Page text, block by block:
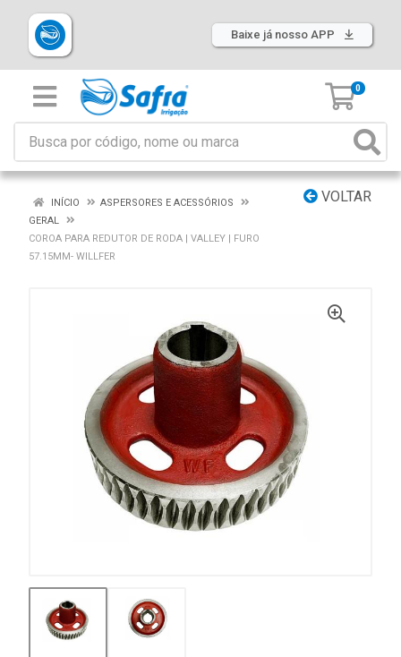
Baixe já nosso APP
0
VOLTAR
INÍCIO
ASPERSORES E ACESSÓRIOS
GERAL
COROA PARA REDUTOR DE RODA | VALLEY | FURO
57.15MM- WILLFER